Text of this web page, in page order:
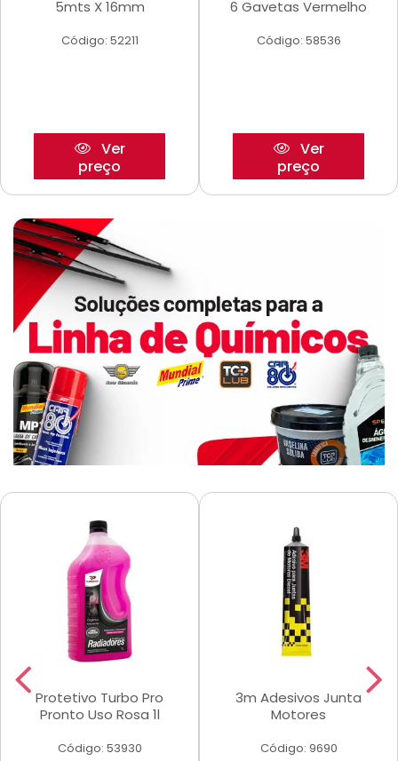
5mts X 16mm
Código: 52211
Ver
preço
6 Gavetas Vermelho
Código: 58536
Ver
preço
Protetivo Turbo Pro
Pronto Uso Rosa 1l
Código: 53930
3m Adesivos Junta
Motores
Código: 9690